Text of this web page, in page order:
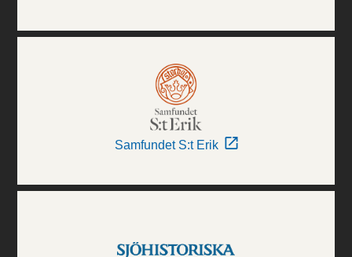
Samfundet S:t Erik